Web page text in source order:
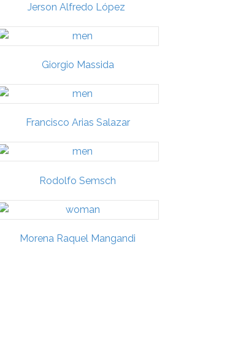
Jerson Alfredo López
Giorgio Massida
Francisco Arias Salazar
Rodolfo Semsch
Morena Raquel Mangandi